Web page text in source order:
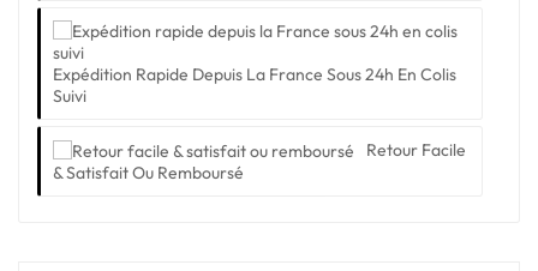
Expédition Rapide Depuis La France Sous 24h En Colis
Suivi
Retour Facile
& Satisfait Ou Remboursé